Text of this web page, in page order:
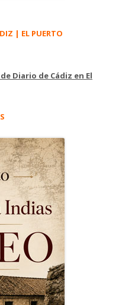
| EL PUERTO
Diario de Cádiz en El